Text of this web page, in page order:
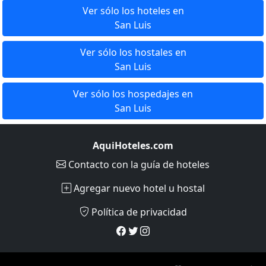
Ver sólo los hoteles en
San Luis
Ver sólo los hostales en
San Luis
Ver sólo los hospedajes en
San Luis
AquiHoteles.com
Contacto con la guía de hoteles
Agregar nuevo hotel u hostal
Política de privacidad